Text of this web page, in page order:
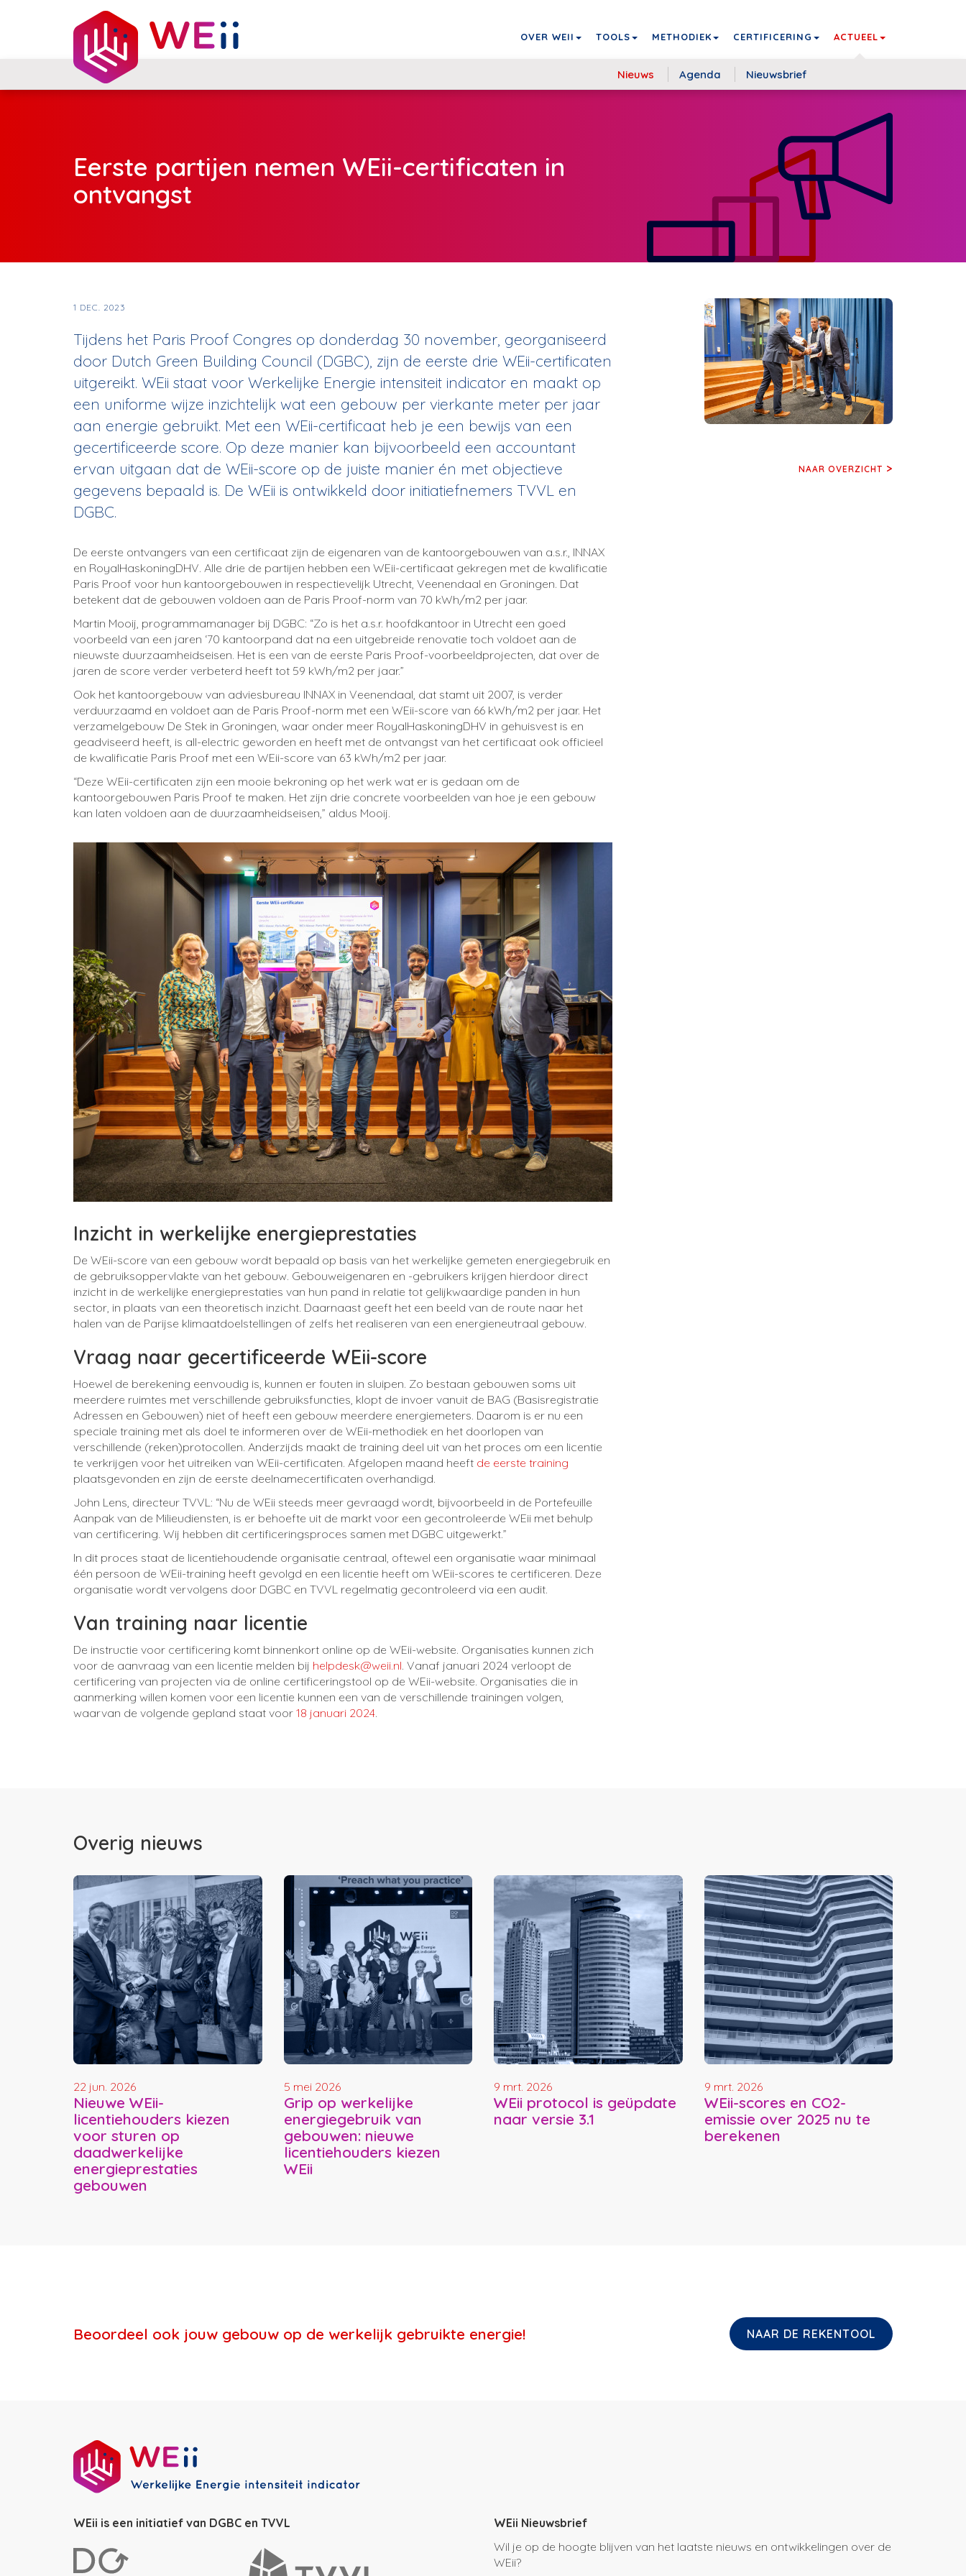
OVER WEII TOOLS METHODIEK CERTIFICERING ACTUEEL
Nieuws Agenda Nieuwsbrief
Eerste partijen nemen WEii-certificaten in
ontvangst
1 DEC. 2023
Tijdens het Paris Proof Congres op donderdag 30 november, georganiseerd
door Dutch Green Building Council (DGBC), zijn de eerste drie WEii-certificaten
uitgereikt. WEii staat voor Werkelijke Energie intensiteit indicator en maakt op
een uniforme wijze inzichtelijk wat een gebouw per vierkante meter per jaar
aan energie gebruikt. Met een WEii-certificaat heb je een bewijs van een
gecertificeerde score. Op deze manier kan bijvoorbeeld een accountant
ervan uitgaan dat de WEii-score op de juiste manier én met objectieve
gegevens bepaald is. De WEii is ontwikkeld door initiatiefnemers TVVL en
DGBC.
De eerste ontvangers van een certificaat zijn de eigenaren van de kantoorgebouwen van a.s.r., INNAX
en RoyalHaskoningDHV. Alle drie de partijen hebben een WEii-certificaat gekregen met de kwalificatie
Paris Proof voor hun kantoorgebouwen in respectievelijk Utrecht, Veenendaal en Groningen. Dat
betekent dat de gebouwen voldoen aan de Paris Proof-norm van 70 kWh/m2 per jaar.
Martin Mooij, programmamanager bij DGBC: “Zo is het a.s.r. hoofdkantoor in Utrecht een goed
voorbeeld van een jaren ‘70 kantoorpand dat na een uitgebreide renovatie toch voldoet aan de
nieuwste duurzaamheidseisen. Het is een van de eerste Paris Proof-voorbeeldprojecten, dat over de
jaren de score verder verbeterd heeft tot 59 kWh/m2 per jaar.”
Ook het kantoorgebouw van adviesbureau INNAX in Veenendaal, dat stamt uit 2007, is verder
verduurzaamd en voldoet aan de Paris Proof-norm met een WEii-score van 66 kWh/m2 per jaar. Het
verzamelgebouw De Stek in Groningen, waar onder meer RoyalHaskoningDHV in gehuisvest is en
geadviseerd heeft, is all-electric geworden en heeft met de ontvangst van het certificaat ook officieel
de kwalificatie Paris Proof met een WEii-score van 63 kWh/m2 per jaar.
“Deze WEii-certificaten zijn een mooie bekroning op het werk wat er is gedaan om de
kantoorgebouwen Paris Proof te maken. Het zijn drie concrete voorbeelden van hoe je een gebouw
kan laten voldoen aan de duurzaamheidseisen,” aldus Mooij.
Inzicht in werkelijke energieprestaties
De WEii-score van een gebouw wordt bepaald op basis van het werkelijke gemeten energiegebruik en
de gebruiksoppervlakte van het gebouw. Gebouweigenaren en -gebruikers krijgen hierdoor direct
inzicht in de werkelijke energieprestaties van hun pand in relatie tot gelijkwaardige panden in hun
sector, in plaats van een theoretisch inzicht. Daarnaast geeft het een beeld van de route naar het
halen van de Parijse klimaatdoelstellingen of zelfs het realiseren van een energieneutraal gebouw.
Vraag naar gecertificeerde WEii-score
Hoewel de berekening eenvoudig is, kunnen er fouten in sluipen. Zo bestaan gebouwen soms uit
meerdere ruimtes met verschillende gebruiksfuncties, klopt de invoer vanuit de BAG (Basisregistratie
Adressen en Gebouwen) niet of heeft een gebouw meerdere energiemeters. Daarom is er nu een
speciale training met als doel te informeren over de WEii-methodiek en het doorlopen van
verschillende (reken)protocollen. Anderzijds maakt de training deel uit van het proces om een licentie
te verkrijgen voor het uitreiken van WEii-certificaten. Afgelopen maand heeft de eerste training
plaatsgevonden en zijn de eerste deelnamecertificaten overhandigd.
John Lens, directeur TVVL: “Nu de WEii steeds meer gevraagd wordt, bijvoorbeeld in de Portefeuille
Aanpak van de Milieudiensten, is er behoefte uit de markt voor een gecontroleerde WEii met behulp
van certificering. Wij hebben dit certificeringsproces samen met DGBC uitgewerkt.”
In dit proces staat de licentiehoudende organisatie centraal, oftewel een organisatie waar minimaal
één persoon de WEii-training heeft gevolgd en een licentie heeft om WEii-scores te certificeren. Deze
organisatie wordt vervolgens door DGBC en TVVL regelmatig gecontroleerd via een audit.
Van training naar licentie
De instructie voor certificering komt binnenkort online op de WEii-website. Organisaties kunnen zich
voor de aanvraag van een licentie melden bij helpdesk@weii.nl. Vanaf januari 2024 verloopt de
certificering van projecten via de online certificeringstool op de WEii-website. Organisaties die in
aanmerking willen komen voor een licentie kunnen een van de verschillende trainingen volgen,
waarvan de volgende gepland staat voor 18 januari 2024.
NAAR OVERZICHT
Overig nieuws
22 jun. 2026
Nieuwe WEii-
licentiehouders kiezen
voor sturen op
daadwerkelijke
energieprestaties
gebouwen
5 mei 2026
Grip op werkelijke
energiegebruik van
gebouwen: nieuwe
licentiehouders kiezen
WEii
9 mrt. 2026
WEii protocol is geüpdate
naar versie 3.1
9 mrt. 2026
WEii-scores en CO2-
emissie over 2025 nu te
berekenen
Beoordeel ook jouw gebouw op de werkelijk gebruikte energie! NAAR DE REKENTOOL
WEii is een initiatief van DGBC en TVVL
WEii Nieuwsbrief
Wil je op de hoogte blijven van het laatste nieuws en ontwikkelingen over de
WEii?